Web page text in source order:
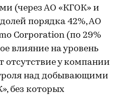
(через АО «КГОК» и
порядка 42%, АО
Corporation (по 29%
влияние на уровень
отсутствие у компании
над добывающими
без которых